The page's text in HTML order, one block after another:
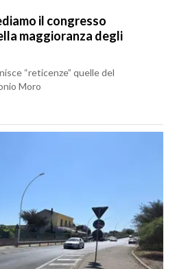
il congresso
maggioranza degli
“reticenze” quelle del
Moro